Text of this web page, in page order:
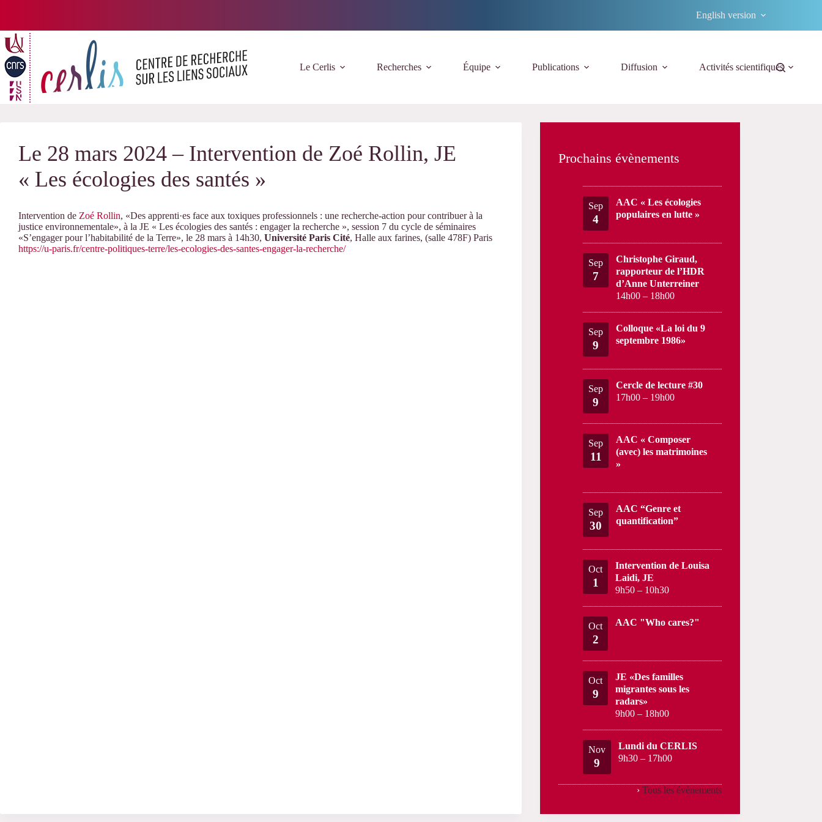
English version
Le Cerlis Recherches Équipe Publications Diffusion Activités scientifiques
Le 28 mars 2024 – Intervention de Zoé Rollin, JE
« Les écologies des santés »
Intervention de Zoé Rollin, «Des apprenti·es face aux toxiques professionnels : une recherche-action pour contribuer à la
justice environnementale», à la JE « Les écologies des santés : engager la recherche », session 7 du cycle de séminaires
«S’engager pour l’habitabilité de la Terre», le 28 mars à 14h30, Université Paris Cité, Halle aux farines, (salle 478F) Paris
https://u-paris.fr/centre-politiques-terre/les-ecologies-des-santes-engager-la-recherche/
Prochains évènements
Sep
4
AAC « Les écologies
populaires en lutte »
Sep
7
Christophe Giraud,
rapporteur de l’HDR
d’Anne Unterreiner
14h00 – 18h00
Sep
9
Colloque «La loi du 9
septembre 1986»
Sep
9
Cercle de lecture #30
17h00 – 19h00
Sep
11
AAC « Composer
(avec) les matrimoines
»
Sep
30
AAC “Genre et
quantification”
Oct
1
Intervention de Louisa
Laidi, JE
9h50 – 10h30
Oct
2
AAC "Who cares?"
Oct
9
JE «Des familles
migrantes sous les
radars»
9h00 – 18h00
Nov
9
Lundi du CERLIS
9h30 – 17h00
› Tous les évènements